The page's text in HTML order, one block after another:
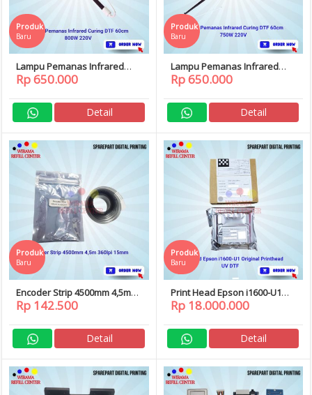
Lampu Pemanas Infrared
Curing DTF 60cm 220V 800W
Produk
Baru
Rp 650.000
Detail
Lampu Pemanas Infrared
Curing DTF 60cm 220V 750W
Produk
Baru
Rp 650.000
Detail
Encoder Strip 4500mm 4,5m
360lpi 15mm
Produk
Baru
Rp 142.500
Detail
Print Head Epson i1600-U1
i1600 U1 Original Printhead
UV DTF
Produk
Baru
Rp 18.000.000
Detail